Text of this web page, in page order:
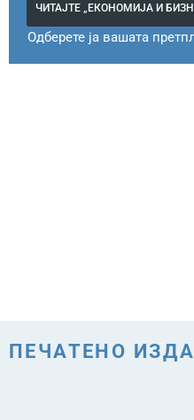
ЧИТАЈТЕ „ЕКОНОМИЈА И
Одберете ја вашата
ПЕЧАТЕНО